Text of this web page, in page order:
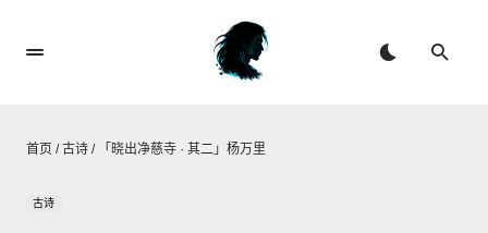
首页 /古诗 / 「晓出净慈寺 · 其二」杨万里
古诗